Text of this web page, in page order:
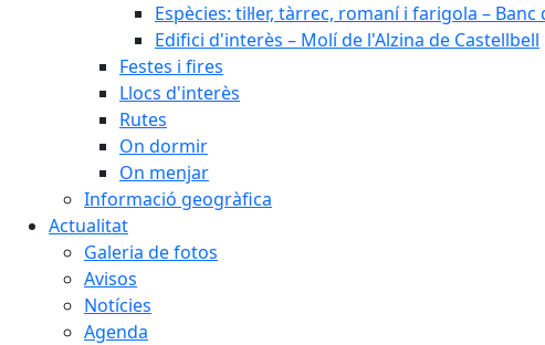
Espècies: til·ler, tàrrec, romaní i farigola –
Edifici d'interès – Molí de l'Alzina de Castellbell
Festes i fires
Llocs d'interès
Rutes
On dormir
On menjar
Informació geogràfica
Actualitat
Galeria de fotos
Avisos
Notícies
Agenda